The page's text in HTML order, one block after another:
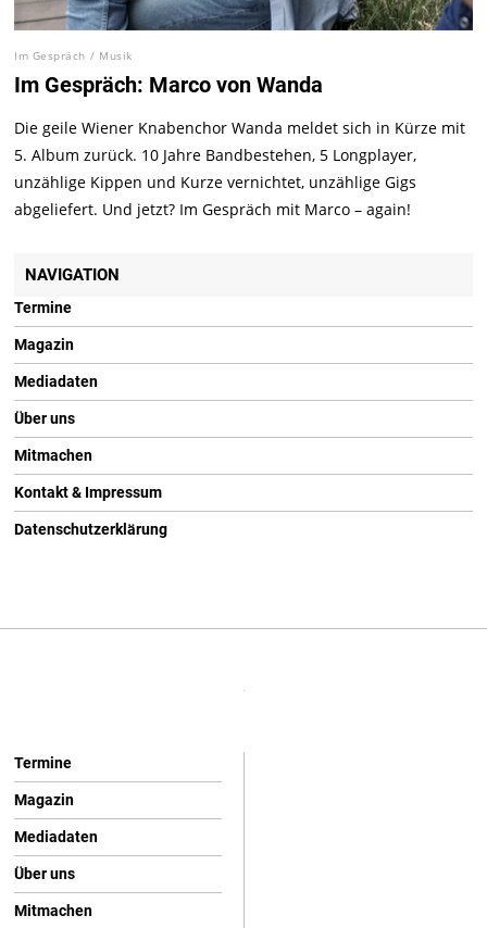
Im Gespräch / Musik
Im Gespräch: Marco von Wanda
Die geile Wiener Knabenchor Wanda meldet sich in Kürze mit
5. Album zurück. 10 Jahre Bandbestehen, 5 Longplayer,
unzählige Kippen und Kurze vernichtet, unzählige Gigs
abgeliefert. Und jetzt? Im Gespräch mit Marco – again!
NAVIGATION
Termine
Magazin
Mediadaten
Über uns
Mitmachen
Kontakt & Impressum
Datenschutzerklärung
Termine
Magazin
Mediadaten
Über uns
Mitmachen